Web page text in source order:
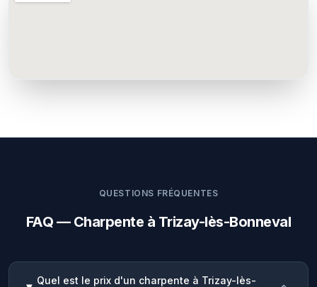
QUESTIONS FRÉQUENTES
FAQ — Charpente à Trizay-lès-Bonneval
Quel est le prix d'un charpente à Trizay-lès-